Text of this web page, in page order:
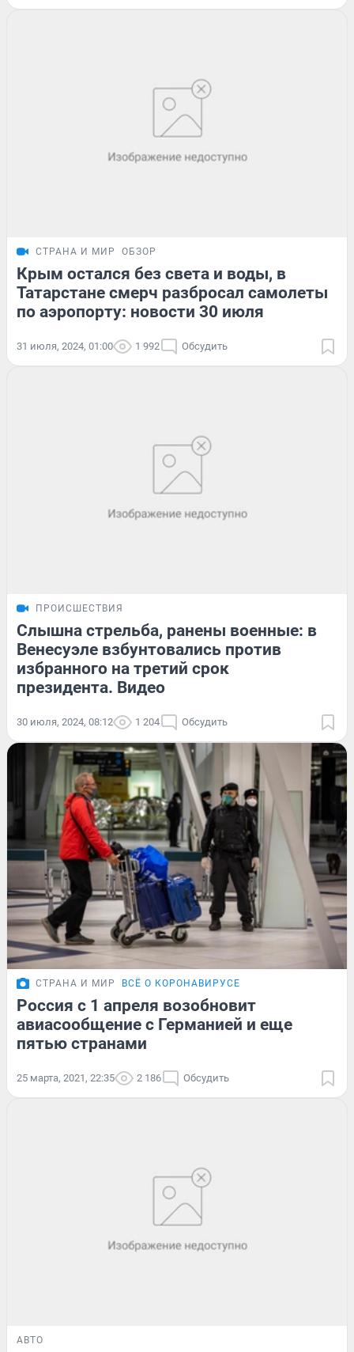
СТРАНА И МИР ОБЗОР
Крым остался без света и воды, в
Татарстане смерч разбросал самолеты
по аэропорту: новости 30 июля
31 июля, 2024, 01:00 1 992 Обсудить
ПРОИСШЕСТВИЯ
Слышна стрельба, ранены военные: в
Венесуэле взбунтовались против
избранного на третий срок
президента. Видео
30 июля, 2024, 08:12 1 204 Обсудить
СТРАНА И МИР ВСЁ О КОРОНАВИРУСЕ
Россия с 1 апреля возобновит
авиасообщение с Германией и еще
пятью странами
25 марта, 2021, 22:35 2 186 Обсудить
АВТО